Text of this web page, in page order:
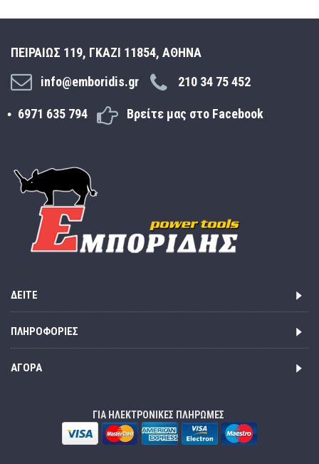
ΠΕΙΡΑΙΩΣ 119, ΓΚΑΖΙ 11854, ΑΘΗΝΑ
info@emboridis.gr
210 34 75 452
6971 635 794 Βρείτε μας στο Facebook
ΔΕΊΤΕ
ΠΛΗΡΟΦΟΡΊΕΣ
ΑΓΟΡΆ
ΓΙΑ ΗΛΕΚΤΡΟΝΙΚΕΣ ΠΛΗΡΩΜΕΣ